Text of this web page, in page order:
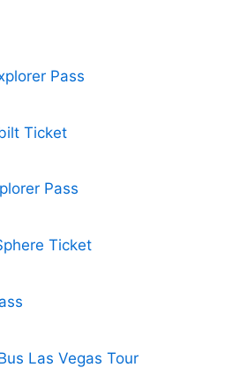
Pass
Ticket
Pass
Ticket
Las Vegas Tour